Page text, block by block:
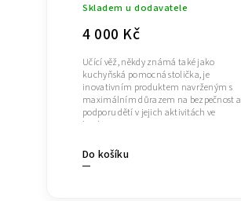
Skladem u dodavatele
4 000 Kč
Do košíku
Učící věž, někdy známá také jako
kuchyňská pomocná stolička, je
inovativním produktem navrženým s
maximálním důrazem na bezpečnost a
podporu dětí v jejich aktivitách ve
kuchyni....